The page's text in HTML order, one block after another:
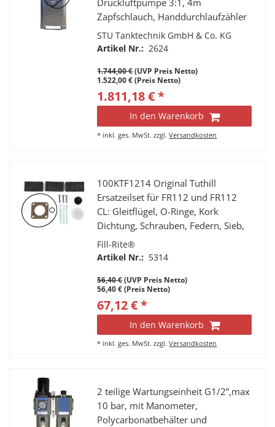
Druckluftpumpe 3:1, 4m
Zapfschlauch, Handdurchlaufzähler
mit starrem Auslauf, Tropfbecher.
Ölanlage Abfüllanlage
STU Tanktechnik GmbH & Co. KG
Artikel Nr.: 2624
1.744,00 €(UVP Preis Netto)
1.522,00 € (Preis Netto)
1.811,18 € *
In den Warenkorb
* inkl. ges. MwSt. zzgl.Versandkosten
100KTF1214 Original Tuthill
Ersatzeilset für FR112 und FR112
CL: Gleitflügel, O-Ringe, Kork
Dichtung, Schrauben, Federn, Sieb,
Vakuum Breaker
Fill-Rite®
Artikel Nr.: 5314
56,40 €(UVP Preis Netto)
56,40 € (Preis Netto)
67,12 € *
In den Warenkorb
* inkl. ges. MwSt. zzgl.Versandkosten
2 teilige Wartungseinheit G1/2”,max
10 bar, mit Manometer,
Polycarbonatbehälter und